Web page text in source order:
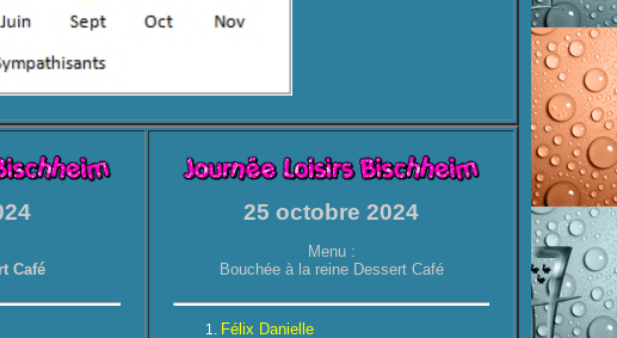
Café
25 octobre 2024
Menu :
Bouchée à la reine Dessert Café
Félix Danielle